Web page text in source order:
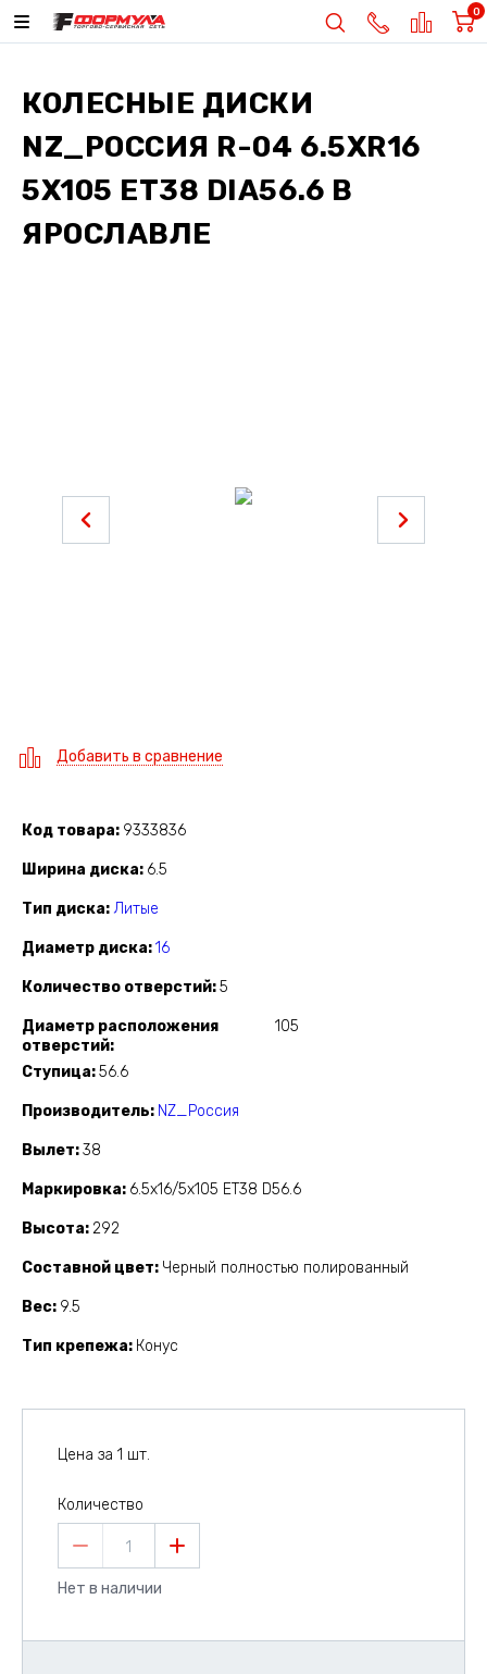
0
КОЛЕСНЫЕ ДИСКИ
NZ_РОССИЯ R-04 6.5XR16
5X105 ET38 DIA56.6 В
ЯРОСЛАВЛЕ
Добавить в сравнение
Код товара 9333836
Ширина диска 6.5
Тип диска Литые
Диаметр диска 16
Количество отверстий 5
Диаметр расположения
отверстий
105
Ступица 56.6
Производитель NZ_Россия
Вылет 38
Маркировка 6.5x16/5x105 ET38 D56.6
Высота 292
Составной цвет Черный полностью полированный
Вес 9.5
Тип крепежа Конус
Цена за 1 шт.
Количество
1
Нет в наличии